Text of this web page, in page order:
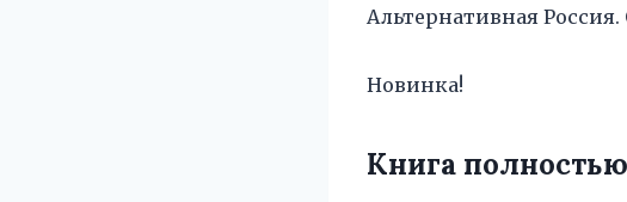
Альтернативная
Новинка!
Книга